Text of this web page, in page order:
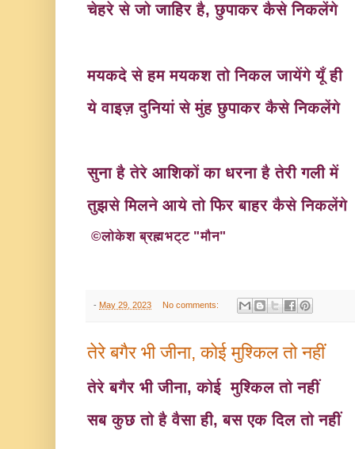
चेहरे से जो जाहिर है, छुपाकर कैसे निकलेंगे
मयकदे से हम मयकश तो निकल जायेंगे यूँ ही
ये वाइज़ दुनियां से मुंह छुपाकर कैसे निकलेंगे
सुना है तेरे आशिकों का धरना है तेरी गली में
तुझसे मिलने आये तो फिर बाहर कैसे निकलेंगे
©लोकेश ब्रह्मभट्ट "मौन"
- May 29, 2023 No comments:
तेरे बगैर भी जीना, कोई मुश्किल तो नहीं
तेरे बगैर भी जीना, कोई मुश्किल तो नहीं
सब कुछ तो है वैसा ही, बस एक दिल तो नहीं